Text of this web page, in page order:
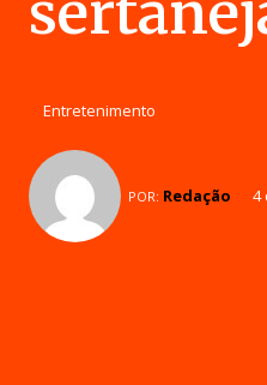
Entretenimento
POR: Redação 4